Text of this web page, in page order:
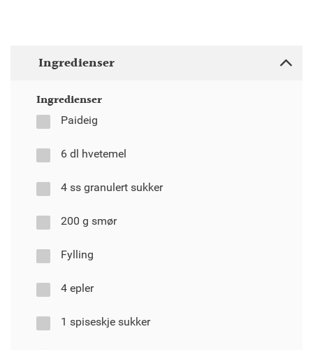
Ingredienser
Ingredienser
Paideig
6 dl hvetemel
4 ss granulert sukker
200 g smør
Fylling
4 epler
1 spiseskje sukker